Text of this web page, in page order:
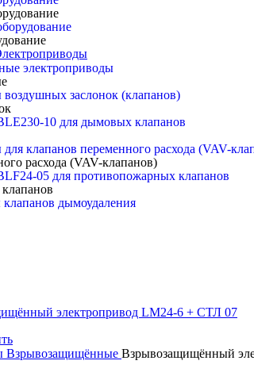
расхода (VAV-клапанов)
Взрывозащищённые Взрывозащищённый